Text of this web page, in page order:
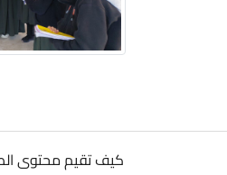
كيف تقيم محتوى